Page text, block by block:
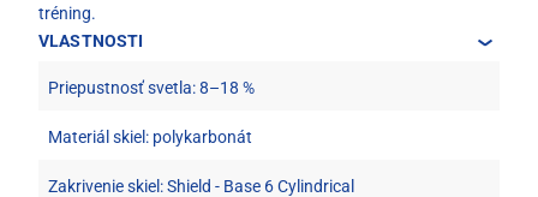
tréning.
VLASTNOSTI
Priepustnosť svetla: 8–18 %
Materiál skiel: polykarbonát
Zakrivenie skiel: Shield - Base 6 Cylindrical